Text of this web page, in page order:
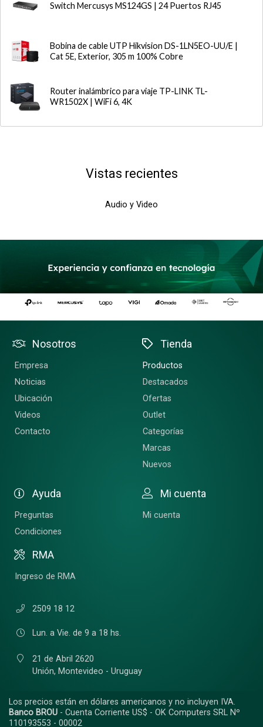
Switch Mercusys MS124GS | 24 Puertos RJ45
Bobina de cable UTP Hikvision DS-1LN5EO-UU/E |
Cat 5E, Exterior, 305 m 100% Cobre
Router inalámbrico para viaje TP-LINK TL-
WR1502X | WiFi 6, 4K
Vistas recientes
Audio y Video
Nosotros
Empresa
Noticias
Ubicación
Videos
Contacto
Tienda
Productos
Destacados
Ofertas
Outlet
Categorías
Marcas
Nuevos
Ayuda
Preguntas
Condiciones
RMA
Ingreso de RMA
Mi cuenta
Mi cuenta
2509 18 12
Lun. a Vie. de 9 a 18 hs.
21 de Abril 2620
Unión, Montevideo - Uruguay
Los precios están en dólares americanos y no incluyen IVA.
Banco BROU - Cuenta Corriente US$ - OK Computers SRL Nº
110193553 - 00002